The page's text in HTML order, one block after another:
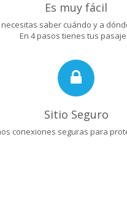
Es muy fácil
necesitas saber cuándo y a
En 4 pasos tienes tus
Sitio Seguro
conexiones seguras para